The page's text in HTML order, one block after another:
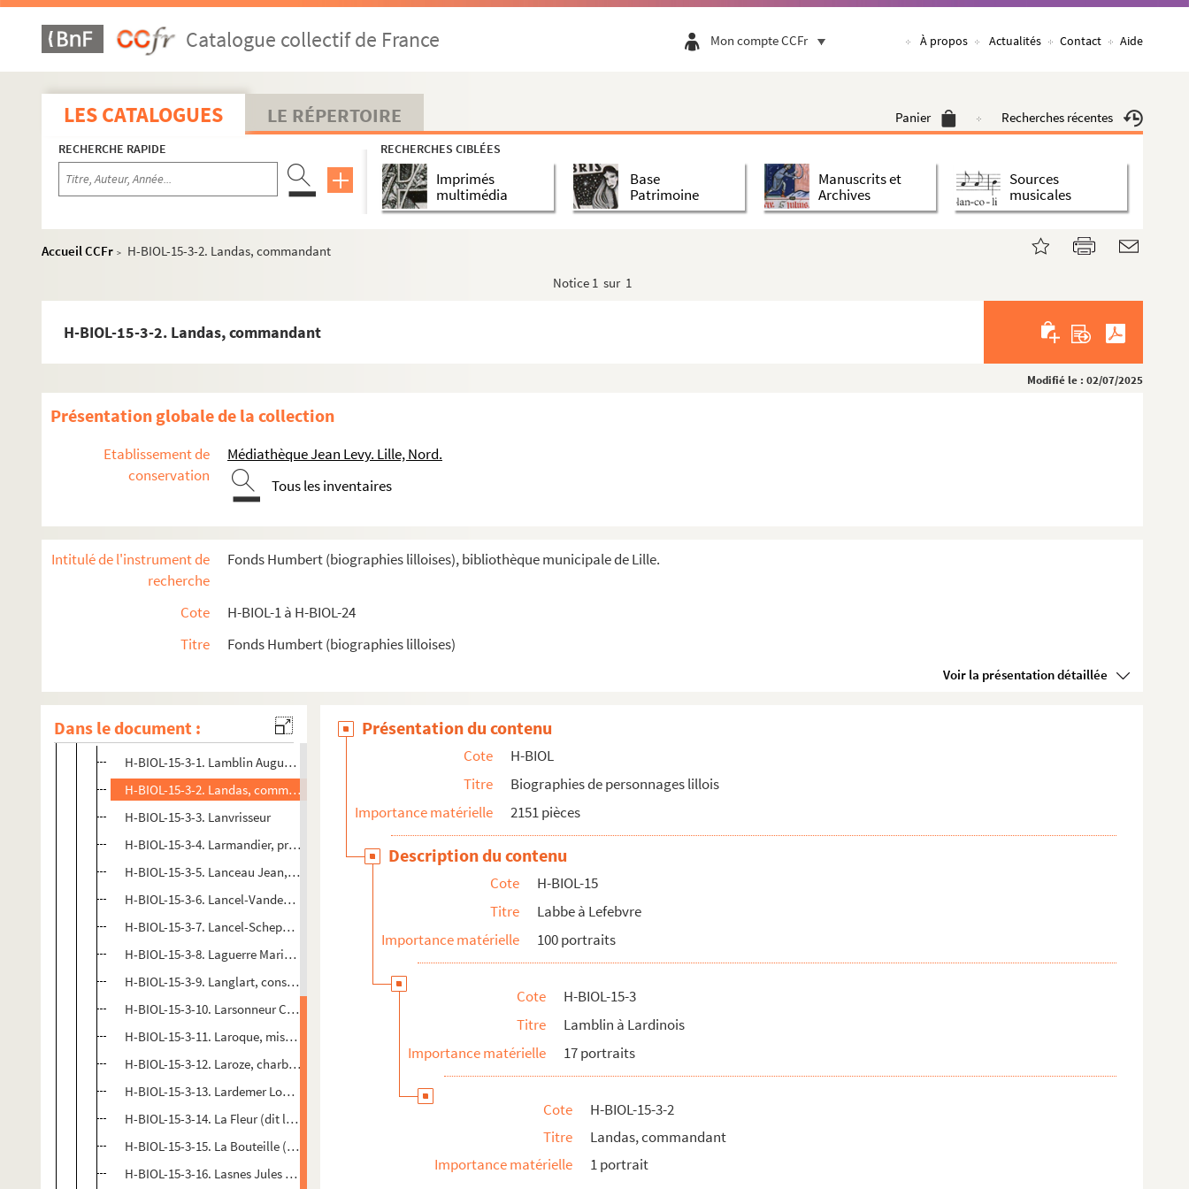
Catalogue collectif de France Mon compte CCFr À propos Actualités Contact Aide
LES CATALOGUES LE RÉPERTOIRE Panier Recherches récentes
RECHERCHE RAPIDE RECHERCHES CIBLÉES
Imprimés
multimédia
Base
Patrimoine
Manuscrits et
Archives
Sources
musicales
Accueil CCFr >
H-BIOL-15-3-2. Landas, commandant
Notice 1 sur 1
H-BIOL-15-3-2. Landas, commandant
Modifié le : 02/07/2025
Présentation globale de la collection
Etablissement de
conservation
Médiathèque Jean Levy. Lille, Nord.
Tous les inventaires
Intitulé de l'instrument de
recherche
Fonds Humbert (biographies lilloises), bibliothèque municipale de Lille.
Cote
H-BIOL-1 à H-BIOL-24
Titre
Fonds Humbert (biographies lilloises)
Voir la présentation détaillée
Dans le document :
H-BIOL. Biographies de personnages lillois
H-BIOL-1. Acheray à Benvignat
H-BIOL-4. Carlez à Colpaert
H-BIOL-5. Collin à Darcy
H-BIOL-6. D'Assignies à D'Hondt
H-BIOL-7. Déjardin-Verkinder à Deliot
H-BIOL-8. De Lille à De Resbecque
H-BIOL-9. Deron à Desboeufs
H-BIOL-10. Deturck à Duhaut
H-BIOL-11. Dujardin à Faid'herbe
H-BIOL-12. Fabre à Georges
H-BIOL-13. Ghesquiere à Hallette
H-BIOL-14. Hedde à Kerteux
H-BIOL-15. Labbe à Lefebvre
H-BIOL-15-2. Lagache à Langlais
H-BIOL-15-3. Lamblin à Lardinois
H-BIOL-15-3-1. Lamblin Auguste, journaliste
H-BIOL-15-3-2. Landas, commandant
H-BIOL-15-3-3. Lanvrisseur
H-BIOL-15-3-4. Larmandier, professeur de chant
H-BIOL-15-3-5. Lanceau Jean, dominicain
H-BIOL-15-3-6. Lancel-Vandenbulcke, notable
H-BIOL-15-3-7. Lancel-Scheppers, conseiller municipal
H-BIOL-15-3-8. Laguerre Marie Josèphe (mademoiselle), artiste lilloise
H-BIOL-15-3-9. Langlart, conseiller municipal
H-BIOL-15-3-10. Larsonneur Charles, directeur de l'Union chorale
H-BIOL-15-3-11. Laroque, missionnaire
H-BIOL-15-3-12. Laroze, charbonnier
H-BIOL-15-3-13. Lardemer Louis, typographe
H-BIOL-15-3-14. La Fleur (dit le père), Etienne Dozin
H-BIOL-15-3-15. La Bouteille (dit), Gille Cesar, canonnier sédentaire
H-BIOL-15-3-16. Lasnes Jules Emile, curé
Présentation du contenu
Cote
H-BIOL
Titre
Biographies de personnages lillois
Importance matérielle
2151 pièces
Description du contenu
Cote
H-BIOL-15
Titre
Labbe à Lefebvre
Importance matérielle
100 portraits
Cote
H-BIOL-15-3
Titre
Lamblin à Lardinois
Importance matérielle
17 portraits
Cote
H-BIOL-15-3-2
Titre
Landas, commandant
Importance matérielle
1 portrait